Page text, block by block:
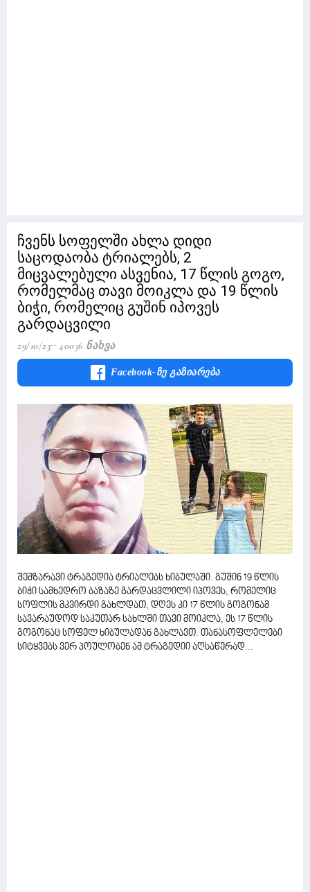
ჩვენს სოფელში ახლა დიდი
საცოდაობა ტრიალებს, 2
მიცვალებული ასვენია, 17 წლის გოგო,
რომელმაც თავი მოიკლა და 19 წლის
ბიჭი, რომელიც გუშინ იპოვეს
გარდაცვილი
29/10/23 40036 Ნახვა
Facebook-Ზე Გაზიარება
შემზარავი ტრაგედია ტრიალებს ხიბულაში. გუშინ 19 წლის
ბიჭი სამხედრო ბაზაზე გარდაცვლილი იპოვეს, რომელიც
სოფლის მკვირდი გახლდათ, დღეს კი 17 წლის გოგონამ
სავარაუდოდ საკუთარ სახლში თავი მოიკლა, ეს 17 წლის
გოგონაც სოფელ ხიბულადან გახლავთ. თანასოფლელები
სიტყვებს ვერ პოულობენ ამ ტრაგედიი აღსაწერად...